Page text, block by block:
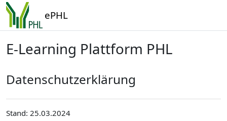
Zum Hauptinhalt
ePHL
E-Learning Plattform PHL
Datenschutzerklärung
Stand: 25.03.2024